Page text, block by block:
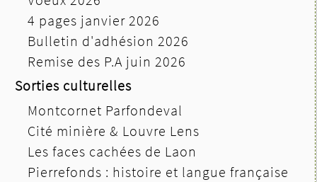
4 pages janvier 2026
Bulletin d'adhésion 2026
Remise des P.A juin 2026
Sorties culturelles
Montcornet Parfondeval
Cité minière & Louvre Lens
Les faces cachées de Laon
Pierrefonds : histoire et langue française